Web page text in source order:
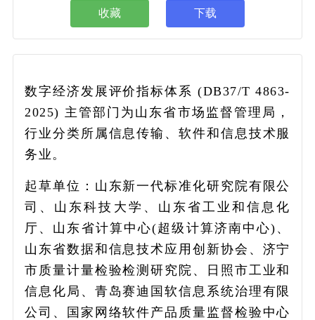
收藏 下载
数字经济发展评价指标体系 (DB37/T 4863-
2025) 主管部门为山东省市场监督管理局，
行业分类所属信息传输、软件和信息技术服
务业。
起草单位：山东新一代标准化研究院有限公
司、山东科技大学、山东省工业和信息化
厅、山东省计算中心(超级计算济南中心)、
山东省数据和信息技术应用创新协会、济宁
市质量计量检验检测研究院、日照市工业和
信息化局、青岛赛迪国软信息系统治理有限
公司、国家网络软件产品质量监督检验中心